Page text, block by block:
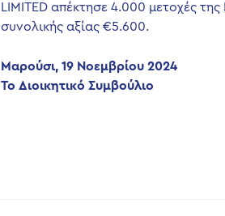
LIMITED απέκτησε 4.000 μετοχές
συνολικής αξίας €5.600.
Μαρούσι, 19 Νοεμβρίου 2024
Το Διοικητικό Συμβούλιο